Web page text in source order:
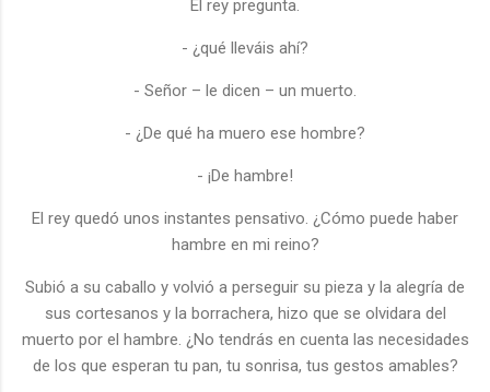
El rey pregunta.
- ¿qué lleváis ahí?
- Señor – le dicen – un muerto.
- ¿De qué ha muero ese hombre?
- ¡De hambre!
El rey quedó unos instantes pensativo. ¿Cómo puede haber
hambre en mi reino?
Subió a su caballo y volvió a perseguir su pieza y la alegría de
sus cortesanos y la borrachera, hizo que se olvidara del
muerto por el hambre. ¿No tendrás en cuenta las necesidades
de los que esperan tu pan, tu sonrisa, tus gestos amables?